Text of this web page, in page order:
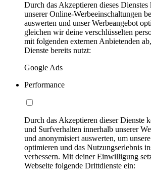
Durch das Akzeptieren dieses
unserer Online-Werbeeinschaltungen
auswerten und unser Werbeangebot
gleichen wir deine verschlüsselten
mit folgenden externen Anbietenden
Dienste bereits nutzt:
Google Ads
Performance
Durch das Akzeptieren dieser Dienste
und Surfverhalten innerhalb unserer
und anonymisiert auswerten, um
optimieren und das Nutzungserlebnis
verbessern. Mit deiner Einwilligung
Webseite folgende Drittdienste ein: